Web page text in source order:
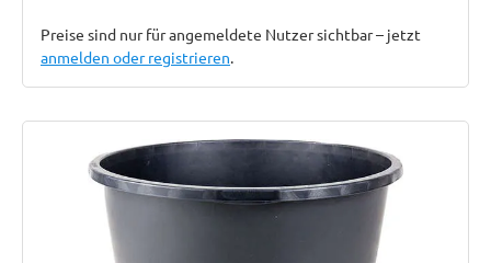
Preise sind nur für angemeldete Nutzer sichtbar – jetzt
anmelden oder registrieren.